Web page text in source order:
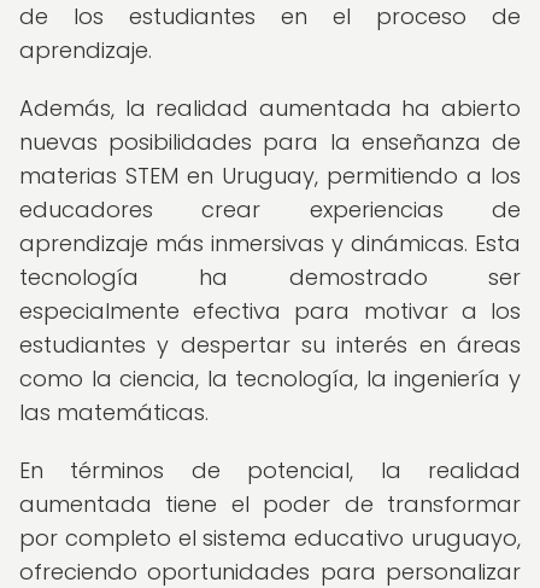
de los estudiantes en el proceso de
aprendizaje.
Además, la realidad aumentada ha abierto
nuevas posibilidades para la enseñanza de
materias STEM en Uruguay, permitiendo a los
educadores crear experiencias de
aprendizaje más inmersivas y dinámicas. Esta
tecnología ha demostrado ser
especialmente efectiva para motivar a los
estudiantes y despertar su interés en áreas
como la ciencia, la tecnología, la ingeniería y
las matemáticas.
En términos de potencial, la realidad
aumentada tiene el poder de transformar
por completo el sistema educativo uruguayo,
ofreciendo oportunidades para personalizar